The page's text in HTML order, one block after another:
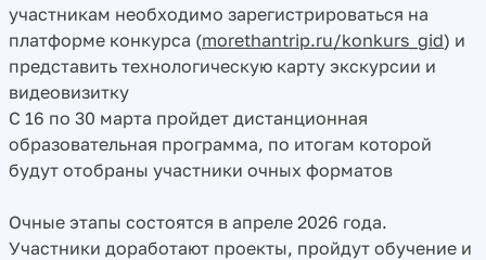
участникам необходимо зарегистрироваться на
платформе конкурса (morethantrip.ru/konkurs_gid) и
представить технологическую карту экскурсии и
видеовизитку
С 16 по 30 марта пройдет дистанционная
образовательная программа, по итогам которой
будут отобраны участники очных форматов
Очные этапы состоятся в апреле 2026 года.
Участники доработают проекты, пройдут обучение и